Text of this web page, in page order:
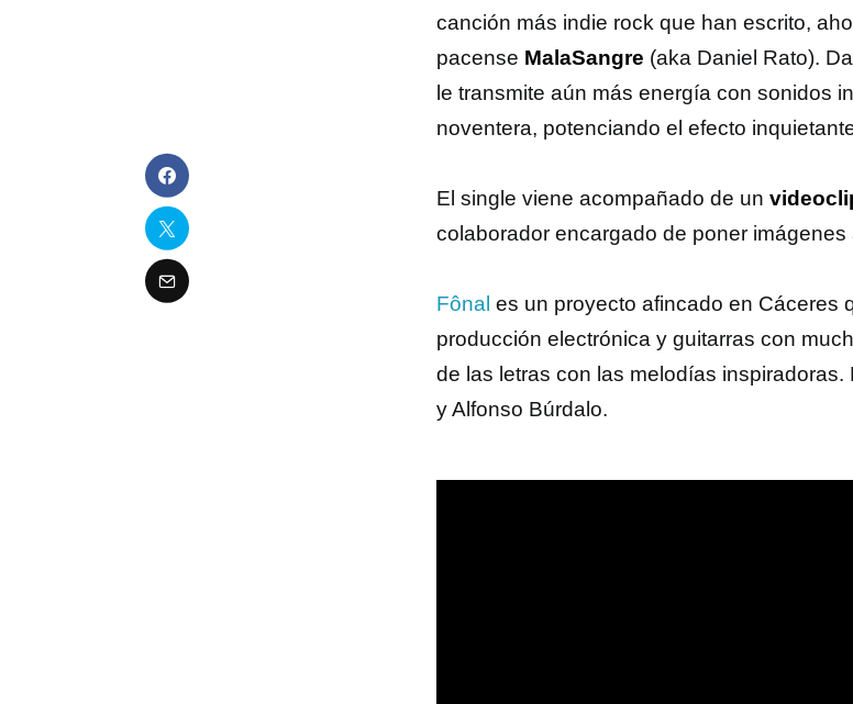
canción más indie rock que han escrito,
pacense MalaSangre (aka Daniel Rato).
le transmite aún más energía con sonidos
noventera, potenciando el efecto
El single viene acompañado de un
colaborador encargado de poner imágenes
Fônal es un proyecto afincado en Cáceres
producción electrónica y guitarras con
de las letras con las melodías
y Alfonso Búrdalo.